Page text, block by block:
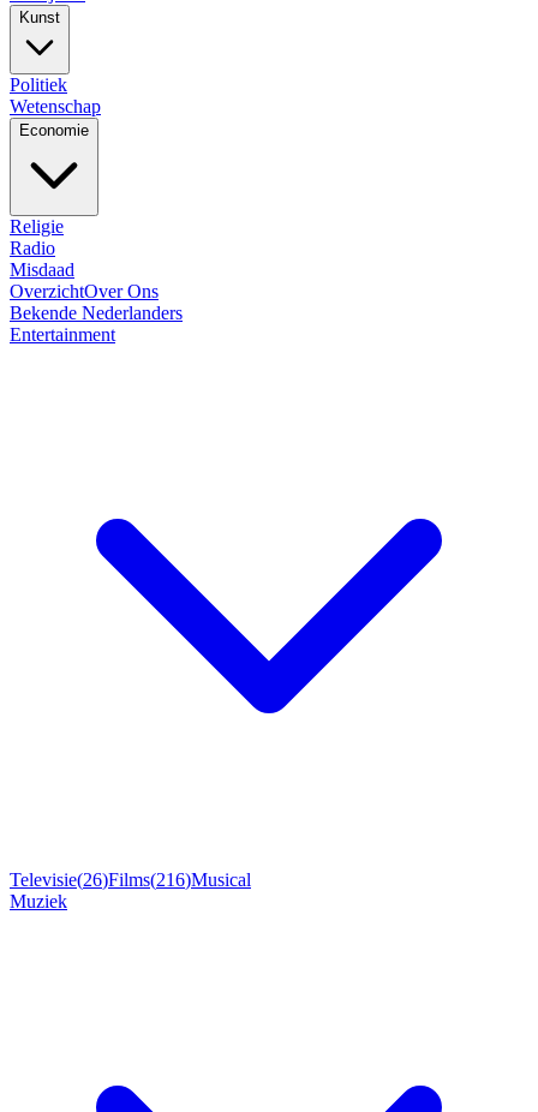
Kunst
Politiek
Wetenschap
Economie
Religie
Radio
Misdaad
OverzichtOver Ons
Bekende Nederlanders
Entertainment
Televisie(26)Films(216)Musical
Muziek